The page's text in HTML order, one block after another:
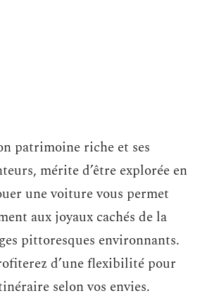
patrimoine riche et ses
mérite d’être explorée en
une voiture vous permet
aux joyaux cachés de la
pittoresques environnants.
d’une flexibilité pour
selon vos envies.